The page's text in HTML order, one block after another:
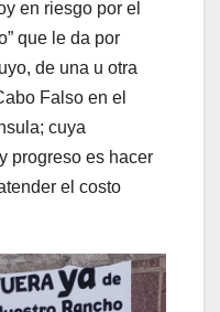
en riesgo por el
que le da por
de una u otra
Falso en el
cuya
progreso es hacer
el costo